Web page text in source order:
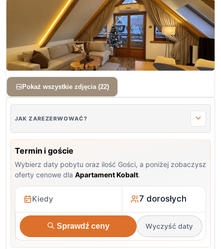
+ 19 zdjęć
Pokaż wszystkie zdjęcia (22)
JAK ZAREZERWOWAĆ?
Termin i goście
Wybierz daty pobytu oraz ilość Gości, a poniżej zobaczysz
oferty cenowe dla Apartament Kobalt.
7 dorosłych
Sprawdź ceny Wyczyść daty